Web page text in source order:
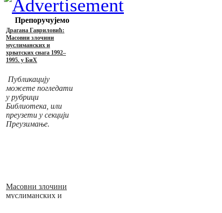
Препоручујемо
Драгана Гавриловић:
Масовни злочини
муслиманских и
хрватских снага 1992–
1995. у БиХ
Публикацију
можете погледати
у рубрици
Библиотека, или
преузети у секцији
Преузимање.
Масовни злочини
муслиманских и